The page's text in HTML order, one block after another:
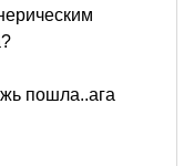
пошла..ага